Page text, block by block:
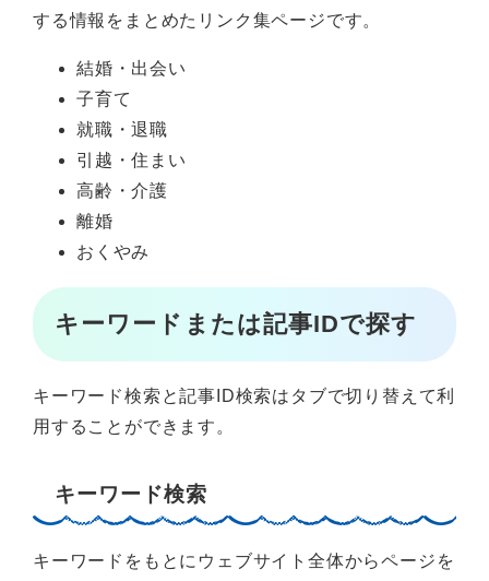
する情報をまとめたリンク集ページです。
結婚・出会い
子育て
就職・退職
引越・住まい
高齢・介護
離婚
おくやみ
キーワードまたは記事IDで探す
キーワード検索と記事ID検索はタブで切り替えて利
用することができます。
キーワード検索
キーワードをもとにウェブサイト全体からページを